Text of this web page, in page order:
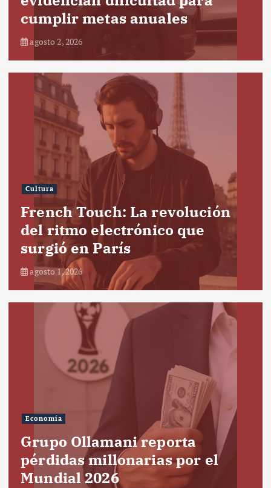
cumplir metas anuales
agosto 2, 2026
Cultura
French Touch: La revolución
del ritmo electrónico que
surgió en París
agosto 1, 2026
Economía
Grupo Ollamani reporta
pérdidas millonarias por el
Mundial 2026